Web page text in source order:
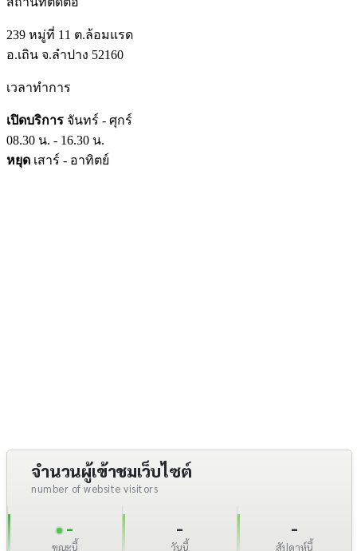
239 หมู่ที่ 11 ต.ล้อมแรด
อ.เถิน จ.ลำปาง 52160
เวลาทำการ
เปิดบริการ จันทร์ - ศุกร์
08.30 น. - 16.30 น.
หยุด เสาร์ - อาทิตย์
จำนวนผู้เข้าชมเว็บไซต์
number of website visitors
-
ขณะนี้
-
วันนี้
-
สัปดาห์นี้